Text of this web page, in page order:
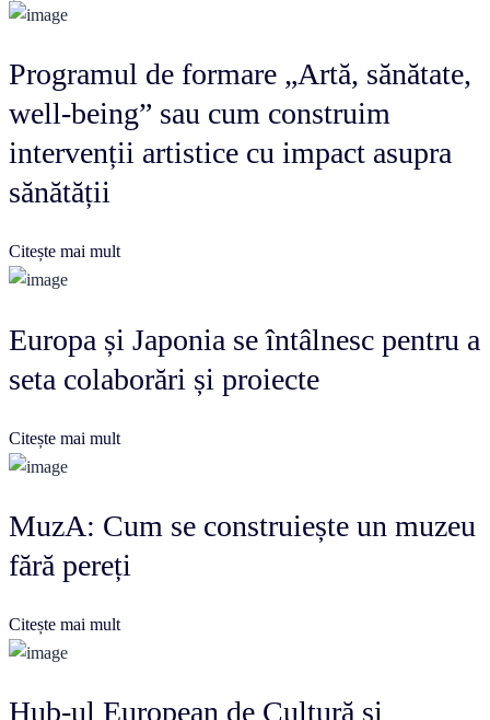
Programul de formare „Artă, sănătate,
well-being” sau cum construim
intervenții artistice cu impact asupra
sănătății
Citește mai mult
Europa și Japonia se întâlnesc pentru a
seta colaborări și proiecte
Citește mai mult
MuzA: Cum se construiește un muzeu
fără pereți
Citește mai mult
Hub-ul European de Cultură și